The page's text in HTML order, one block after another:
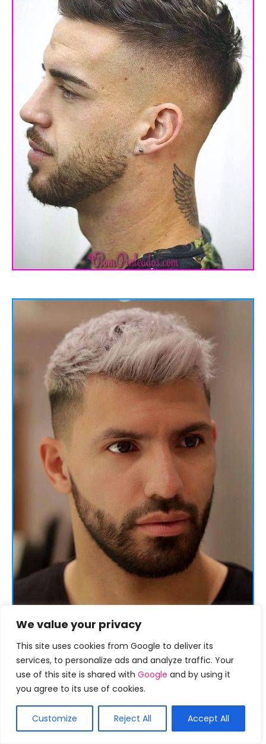
We value your privacy
This site uses cookies from Google to deliver its
services, to personalize ads and analyze traffic. Your
use of this site is shared with Google and by using it
you agree to its use of cookies.
Customize Reject All Accept All